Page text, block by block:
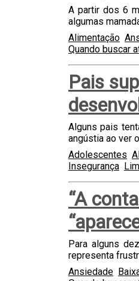
A partir dos 6
algumas
Alimentação
Quando buscar
Pais
Alguns pais
angústia ao ver
Adolescentes
Insegurança
“A
Para alguns
representa
Ansiedade